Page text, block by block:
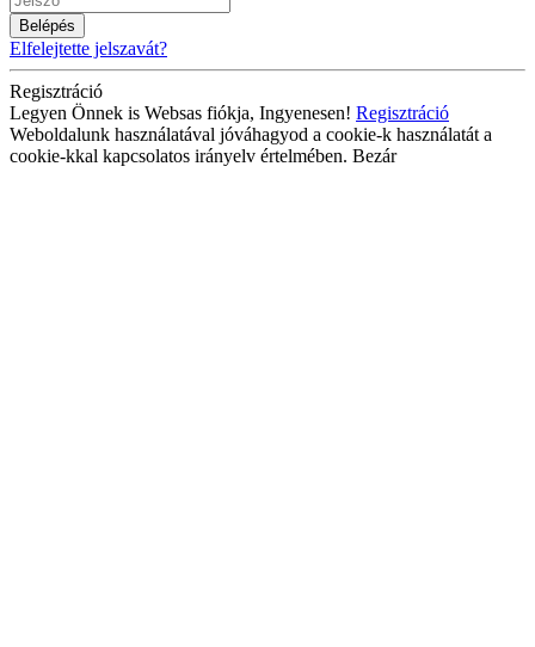
Belépés
Elfelejtette jelszavát?
Regisztráció
Legyen Önnek is Websas fiókja, Ingyenesen! Regisztráció
Weboldalunk használatával jóváhagyod a cookie-k használatát a
cookie-kkal kapcsolatos irányelv értelmében. Bezár